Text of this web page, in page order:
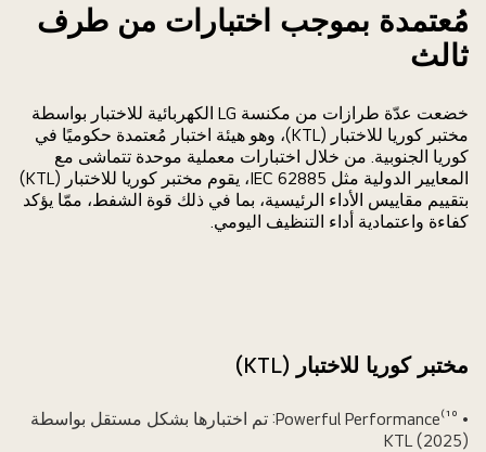
مُعتمدة بموجب اختبارات من طرف
ثالث
خضعت عدّة طرازات من مكنسة LG الكهربائية للاختبار بواسطة
مختبر كوريا للاختبار (KTL)، وهو هيئة اختبار مُعتمدة حكوميًا في
كوريا الجنوبية. من خلال اختبارات معملية موحدة تتماشى مع
المعايير الدولية مثل IEC 62885، يقوم مختبر كوريا للاختبار (KTL)
بتقييم مقاييس الأداء الرئيسية، بما في ذلك قوة الشفط، ممّا يؤكد
كفاءة واعتمادية أداء التنظيف اليومي.
مختبر كوريا للاختبار (KTL)
• ¹⁰⁾Powerful Performance: تم اختبارها بشكل مستقل بواسطة
KTL (2025)